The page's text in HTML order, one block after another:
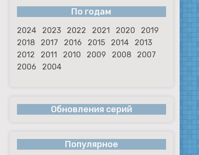
По годам
2024 2023 2022 2021 2020
2019
2018
2017 2016 2015 2014
2013
2012
2011 2010 2009 2008
2007
2006
2004
Обновления серий
Популярное